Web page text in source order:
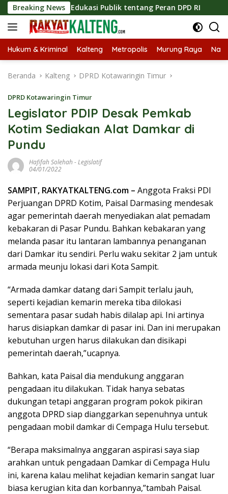
Langsung
ke
konten
Breaking News
Edukasi Publik tentang Peran DPD RI Masuknya
Hukum & Kriminal Kalteng Metropolis Murung Raya
Beranda Kalteng DPRD Kotawaringin Timur
DPRD Kotawaringin Timur
Legislator PDIP Desak Pemkab
Kotim Sediakan Alat Damkar di
Pundu
Hafifah Solehah -Legislatif
04/01/2022
SAMPIT, RAKYATKALTENG.com – Anggota Fraksi PDI
Perjuangan DPRD Kotim, Paisal Darmasing mendesak
agar pemerintah daerah menyediakan alat pemadam
kebakaran di Pasar Pundu. Bahkan kebakaran yang
melanda pasar itu lantaran lambannya penanganan
dari Damkar itu sendiri. Perlu waku sekitar 2 jam untuk
armada meunju lokasi dari Kota Sampit.
“Armada damkar datang dari Sampit terlalu jauh,
seperti kejadian kemarin mereka tiba dilokasi
sementara pasar sudah habis dilalap api. Ini artinya
harus disiapkan damkar di pasar ini. Dan ini merupakan
kebutuhan urgen harus dilakukan dan disikapi
pemerintah daerah,”ucapnya.
Bahkan, kata Paisal dia mendukung anggaran
pengadaan itu dilakukan. Tidak hanya sebatas
dukungan tetapi anggaran program pokok pikiran
anggota DPRD siap dianggarkan sepenuhnya untuk
pengadaan mobil damkar di Cempaga Hulu tersebut.
“Berapa maksimalnya anggaran aspirasi saya siap
arahkan untuk pengadaan Damkar di Cempaga Hulu
ini, karena kalau melihat kejadian kemarin sangat luar
biasa kerugian kita dan korbannya,”tambah Paisal.